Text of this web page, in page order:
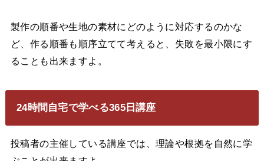
製作の順番や生地の素材にどのように対応するのかな
ど、作る順番も順序立てて考えると、失敗を最小限にす
ることも出来ますよ。
24時間自宅で学べる365日講座
投稿者の主催している講座では、理論や根拠を自然に学